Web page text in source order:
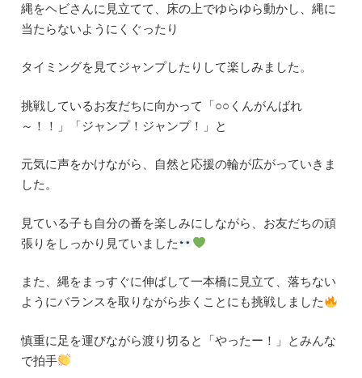
縄をヘビさんに見立てて、床の上でゆらゆら動かし、縄に
当たらないようにくぐったり
タイミングを見てジャンプしたりして楽しみました。
挑戦しているお友だちに向かって「○○くんがんばれ
～！！」「ジャンプ！ジャンプ！」と
元気に声をかけながら、自然と応援の輪が広がっていきま
した。
見ている子も自分の番を楽しみにしながら、お友だちの頑
張りをしっかり見ていました
また、縄をまっすぐに伸ばして一本橋に見立て、落ちない
ようにバランスを取りながら歩くことにも挑戦しました
慎重に足を運びながら渡り切ると「やったー！」とみんな
で拍手